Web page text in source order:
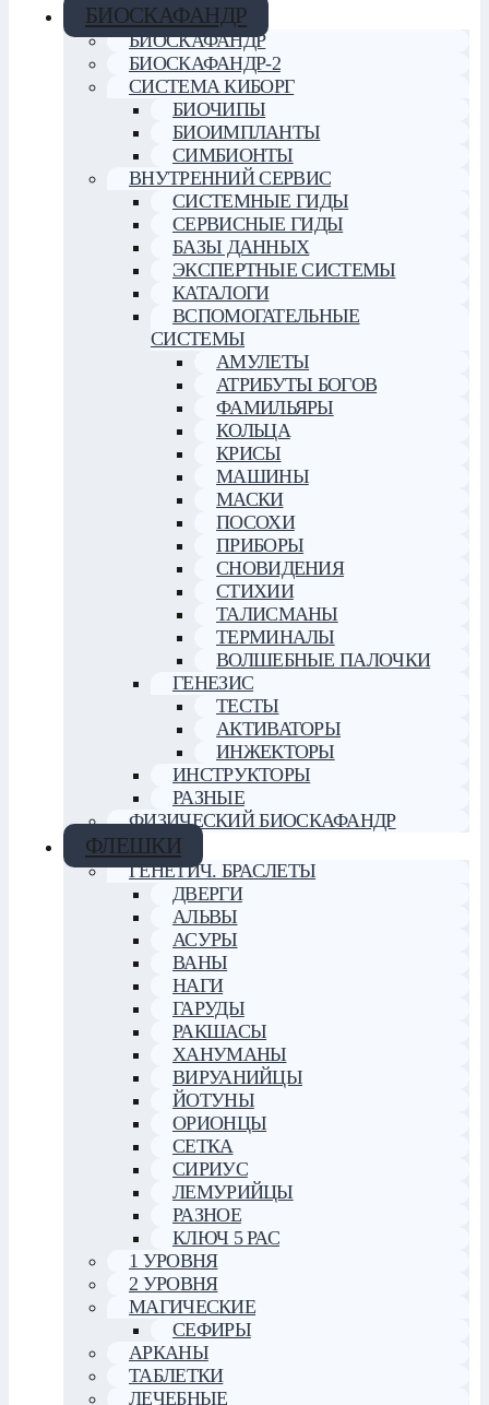
БИОСКАФАНДР
БИОСКАФАНДР
БИОСКАФАНДР-2
СИСТЕМА КИБОРГ
БИОЧИПЫ
БИОИМПЛАНТЫ
СИМБИОНТЫ
ВНУТРЕННИЙ СЕРВИС
СИСТЕМНЫЕ ГИДЫ
СЕРВИСНЫЕ ГИДЫ
БАЗЫ ДАННЫХ
ЭКСПЕРТНЫЕ СИСТЕМЫ
КАТАЛОГИ
ВСПОМОГАТЕЛЬНЫЕ
СИСТЕМЫ
АМУЛЕТЫ
АТРИБУТЫ БОГОВ
ФАМИЛЬЯРЫ
КОЛЬЦА
КРИСЫ
МАШИНЫ
МАСКИ
ПОСОХИ
ПРИБОРЫ
СНОВИДЕНИЯ
СТИХИИ
ТАЛИСМАНЫ
ТЕРМИНАЛЫ
ВОЛШЕБНЫЕ ПАЛОЧКИ
ГЕНЕЗИС
ТЕСТЫ
АКТИВАТОРЫ
ИНЖЕКТОРЫ
ИНСТРУКТОРЫ
РАЗНЫЕ
ФИЗИЧЕСКИЙ БИОСКАФАНДР
ФЛЕШКИ
ГЕНЕТИЧ. БРАСЛЕТЫ
ДВЕРГИ
АЛЬВЫ
АСУРЫ
ВАНЫ
НАГИ
ГАРУДЫ
РАКШАСЫ
ХАНУМАНЫ
ВИРУАНИЙЦЫ
ЙОТУНЫ
ОРИОНЦЫ
СЕТКА
СИРИУС
ЛЕМУРИЙЦЫ
РАЗНОЕ
КЛЮЧ 5 РАС
1 УРОВНЯ
2 УРОВНЯ
МАГИЧЕСКИЕ
СЕФИРЫ
АРКАНЫ
ТАБЛЕТКИ
ЛЕЧЕБНЫЕ